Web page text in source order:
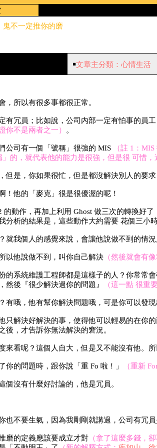
鬼不一定推你的磨
￭文章主分類：心情生活
，所以有很多事都很正常。
有冗員；比如說，公司內部一定有怕事的員
你不是兩者之一）
。
公司有一個「號稱」很強的 MIS （註 1：
的，就代表他的能力是很強，但是很 可惜，
但是，你如果很忙，但是都沒解決別人的要
！他的「麥克」很是很優渥的呢！
的動作，再加上利用 Ghost 做三次的轉換好了
分析的結果是，這些動作大約需要 花個三小
就我個人的感覺來說，會讓他說做不到的情況
以他說做不到，叫你自己解決 （然後就會有
的系統維護工程師都是這樣子的人？你常常
，然後『很少解決過你的問題』 （這一點 很重要
有哦，他有幫你解決問題哦，可是你可以發
只解決好解決的事，使得他可以輕易的在你
後，才告訴你無法解決的窘況。
來看呢？這個人自大，但是又不能沒有他。所
你的問題時，跟你說「重 Fo 啦！」 （重新
個沒有什麼好討論的，他是冗員。
也不要生氣，因為我剛剛就講過，公司有冗
磨的定義應該要成立才對 （拿了這麼多錢，